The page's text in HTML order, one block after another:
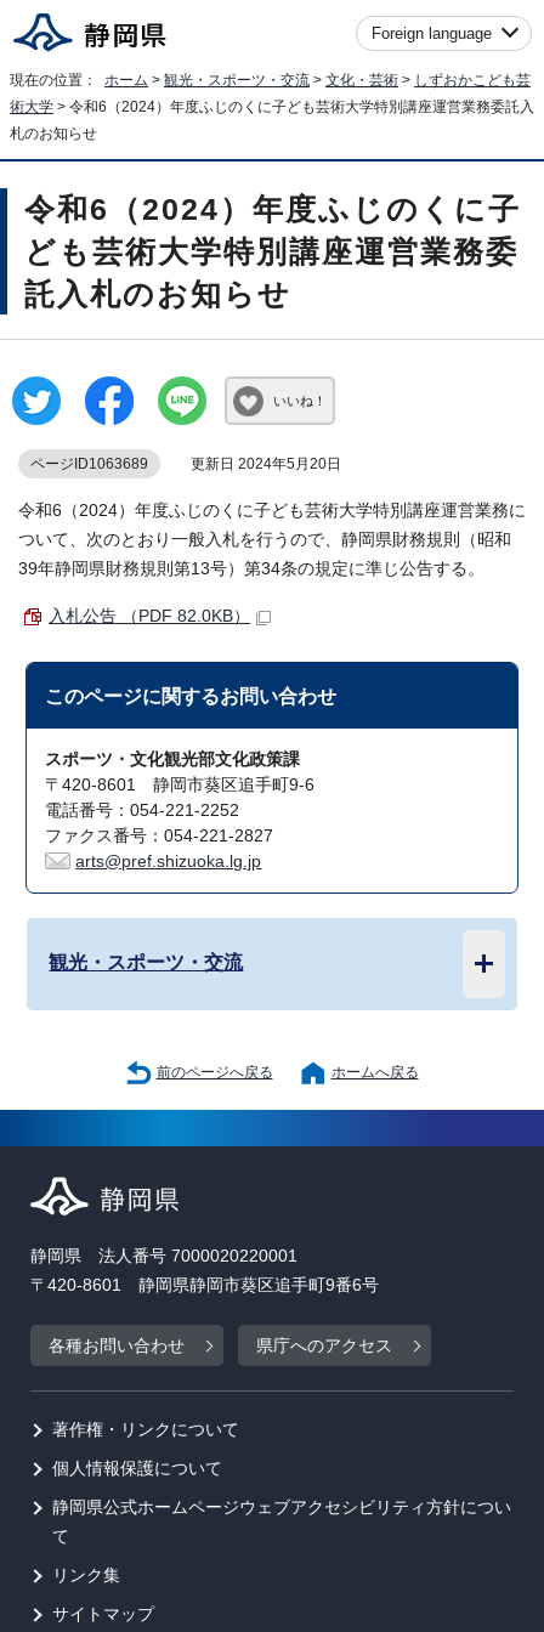
Foreign language
現在の位置： ホーム > 観光・スポーツ・交流 > 文化・芸術 > しずおかこども芸
術大学 > 令和6（2024）年度ふじのくに子ども芸術大学特別講座運営業務委託入
札のお知らせ
令和6（2024）年度ふじのくに子
ども芸術大学特別講座運営業務委
託入札のお知らせ
いいね！
ページID1063689 更新日 2024年5月20日
令和6（2024）年度ふじのくに子ども芸術大学特別講座運営業務に
ついて、次のとおり一般入札を行うので、静岡県財務規則（昭和
39年静岡県財務規則第13号）第34条の規定に準じ公告する。
入札公告 （PDF 82.0KB）
このページに関するお問い合わせ
スポーツ・文化観光部文化政策課
〒420-8601 静岡市葵区追手町9-6
電話番号：054-221-2252
ファクス番号：054-221-2827
arts@pref.shizuoka.lg.jp
観光・スポーツ・交流
前のページへ戻る ホームへ戻る
静岡県 法人番号 7000020220001
〒420-8601 静岡県静岡市葵区追手町9番6号
各種お問い合わせ 県庁へのアクセス
著作権・リンクについて
個人情報保護について
静岡県公式ホームページウェブアクセシビリティ方針につい
て
リンク集
サイトマップ